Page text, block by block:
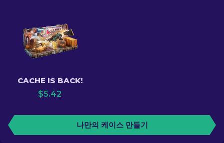
CACHE IS BACK!
$5.42
나만의 케이스 만들기